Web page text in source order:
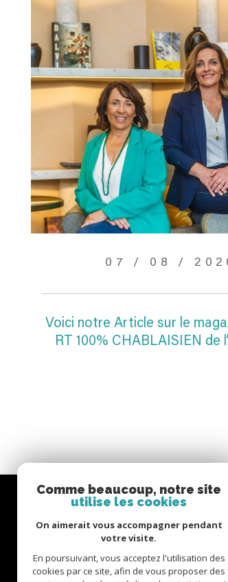
07 / 08 /
Voici notre Article sur le
RT 100% CHABLAISIEN de
A&P IMMOBILIER
07 72 12 04 34
contact@immobilierapi.com
Comme beaucoup, notre site
utilise les cookies
On aimerait vous accompagner pendant
votre visite.
En poursuivant, vous acceptez l'utilisation des
cookies par ce site, afin de vous proposer des